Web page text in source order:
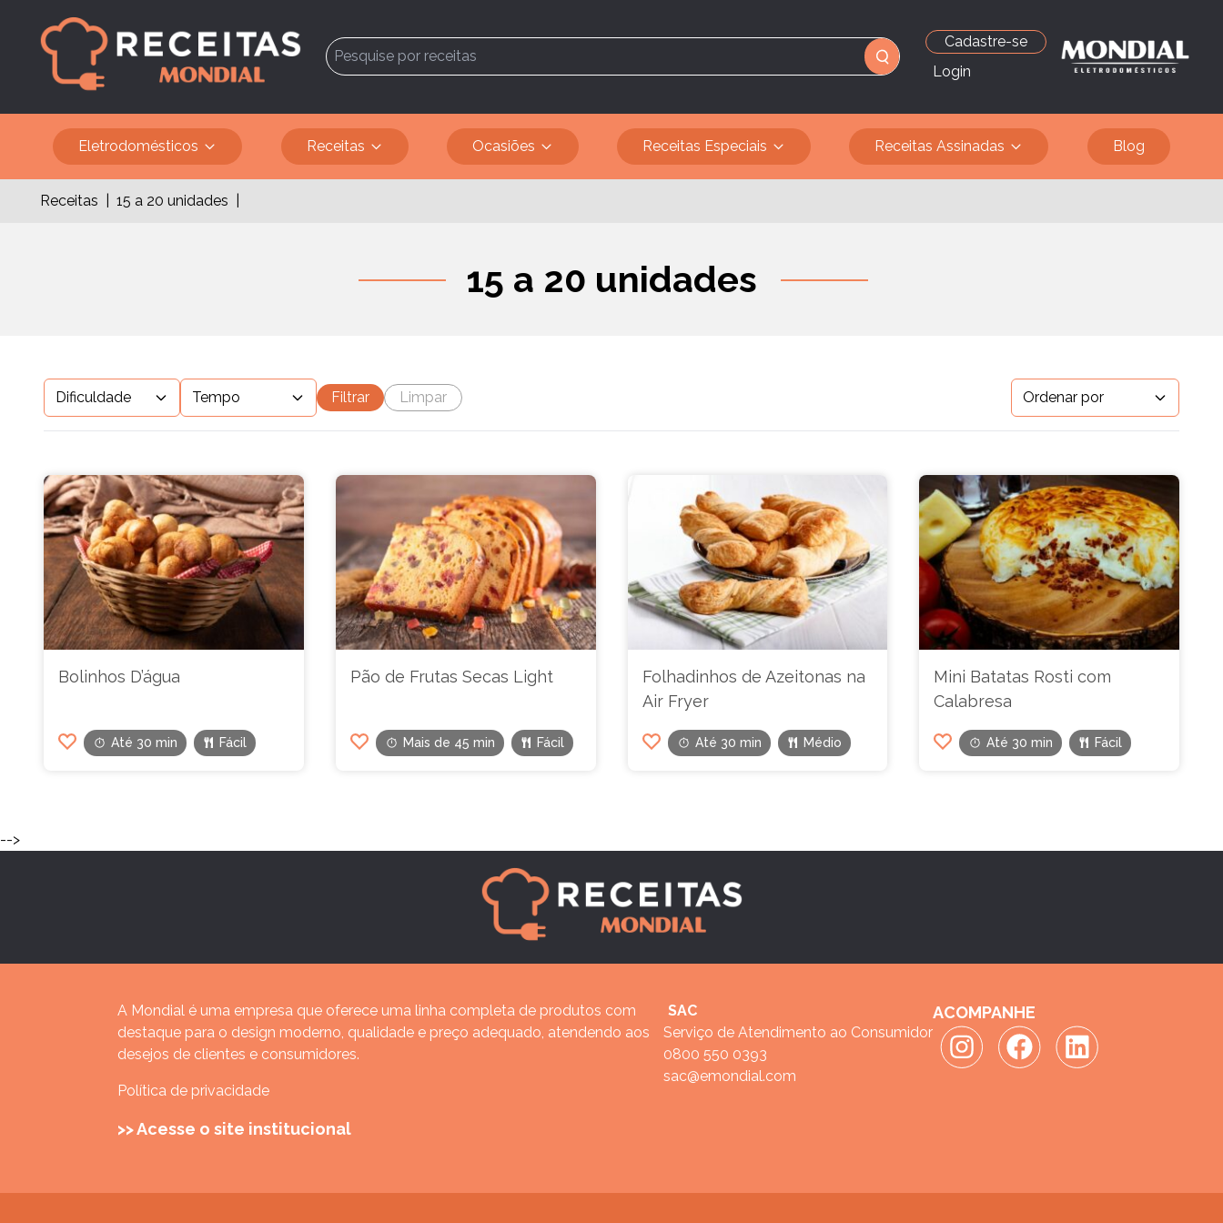
Cadastre-se
Login
Eletrodomésticos Receitas Ocasiões Receitas Especiais Receitas Assinadas Blog
Receitas 15 a 20 unidades
15 a 20 unidades
Dificuldade Tempo Filtrar Limpar Ordenar por
Bolinhos D’água
Até 30 min Fácil
Pão de Frutas Secas Light
Mais de 45 min Fácil
Folhadinhos de Azeitonas na
Air Fryer
Até 30 min Médio
Mini Batatas Rosti com
Calabresa
Até 30 min Fácil
-->
A Mondial é uma empresa que oferece uma linha completa de produtos com
destaque para o design moderno, qualidade e preço adequado, atendendo aos
desejos de clientes e consumidores.
Política de privacidade
>> Acesse o site institucional
SAC
Serviço de Atendimento ao Consumidor
0800 550 0393
sac@emondial.com
ACOMPANHE